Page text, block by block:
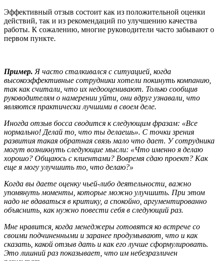
Эффективный отзыв состоит как из положительной оценки
действий, так и из рекомендаций по улучшению качества
работы. К сожалению, многие руководители часто забывают о
первом пункте.
Пример. Я часто сталкивался с ситуацией, когда
высокоэффективные сотрудники хотели покинуть компанию,
так как считали, что их недооценивают. Только сообщив
руководителям о намерении уйти, они вдруг узнавали, что
являются практически лучшими в своем деле.
Иногда отзыв босса сводится к следующим фразам: «Все
нормально! Делай то, что ты делаешь». С точки зрения
развития такая обратная связь мало что дает. У сотрудника
могут возникнуть следующие мысли: «Что именно я делаю
хорошо? Общаюсь с клиентами? Вовремя сдаю проект? Как
еще я могу улучшить то, что делаю?»
Когда вы даете оценку чьей-либо деятельности, важно
упомянуть моменты, которые можно улучшить. При этом
надо не вдаваться в критику, а спокойно, аргументированно
объяснить, как нужно повести себя в следующий раз.
Мне нравится, когда менеджеры готовятся ко встрече со
своими подчиненными и заранее продумывают, что и как
сказать, какой отзыв дать и как его лучше сформулировать.
Это лишний раз показывает, что им небезразличен